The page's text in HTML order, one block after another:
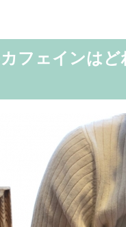
フェインはど